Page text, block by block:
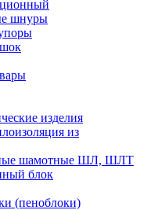
шнуры
изделия
из
шамотные ШЛ, ШЛТ
блок
(пеноблоки)